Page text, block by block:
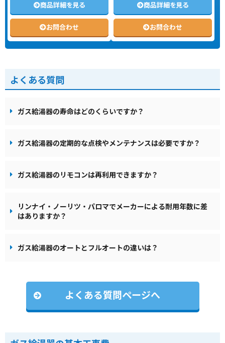
商品詳細を見る
お問合わせ
商品詳細を見る
お問合わせ
よくある質問
ガス給湯器の寿命はどのくらいですか？
ガス給湯器の定期的な点検やメンテナンスは必要ですか？
ガス給湯器のリモコンは再利用できますか？
リンナイ・ノーリツ・パロマでメーカーによる耐用年数に差
はありますか？
ガス給湯器のオートとフルオートの違いは？
よくある質問ページへ